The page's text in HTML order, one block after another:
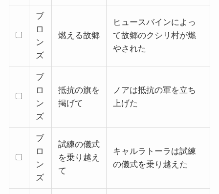
ブ
ロ
ン
ズ
燃える故郷
ヒュースバインによっ
て故郷のクシリ村が燃
やされた
ブ
ロ
ン
ズ
抵抗の旗を
掲げて
ノアは抵抗の軍を立ち
上げた
ブ
ロ
ン
ズ
試練の儀式
を乗り越え
て
キャルラトーラは試練
の儀式を乗り越えた